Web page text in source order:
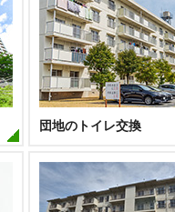
団地のトイレ交換